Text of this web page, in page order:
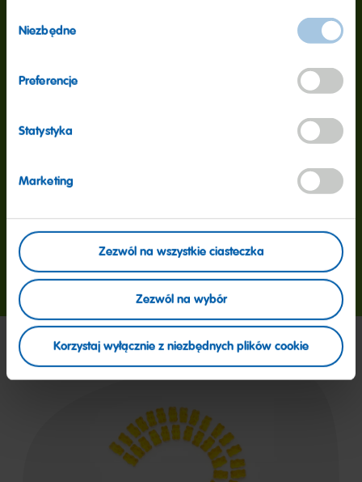
zgody
Niezbędne
Preferencje
Statystyka
Marketing
Zezwól na wszystkie ciasteczka
Zezwól na wybór
Korzystaj wyłącznie z niezbędnych plików cookie
160
milionów
świecie. Zawsze i wszędzie stawiamy na najlepsze
kontrole: liczy się przede wszystkim jakość!
Więcej informacji